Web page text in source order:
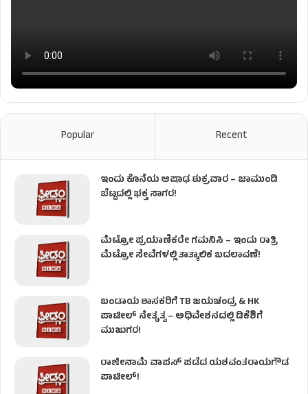
Popular Recent
ಇಂದು ಕೊನೆಯ ಆಷಾಢ ಶುಕ್ರವಾರ – ಚಾಮುಂಡಿ
ಬೆಟ್ಟದಲ್ಲಿ ಭಕ್ತ ಸಾಗರ!
ಮೆಟ್ರೋ ಪ್ರಯಾಣಿಕರೇ ಗಮನಿಸಿ – ಇಂದು ರಾತ್ರಿ
ಮೆಟ್ರೋ ಸೇವೆಗಳಲ್ಲಿ ತಾತ್ಕಾಲಿಕ ಬದಲಾವಣೆ!
ಬಂಡಾಯ ಶಾಸಕರಿಗೆ TB ಜಯಚಂದ್ರ & HK
ಪಾಟೀಲ್ ನೇತೃತ್ವ – ಅಧಿವೇಶನದಲ್ಲಿ ಡಿಕೆಶಿಗೆ
ಮುಜುಗರ!
ರಾಜೀನಾಮೆ ವಾಪಸ್ ಪಡೆದ ಯಶವಂತರಾಯಗೌಡ
ಪಾಟೀಲ್‌!